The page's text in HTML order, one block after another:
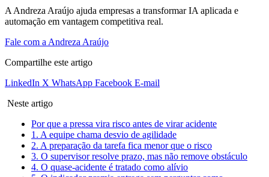
A Andreza Araújo ajuda empresas a transformar IA aplicada e
automação em vantagem competitiva real.
Fale com a Andreza Araújo
Compartilhe este artigo
LinkedIn X WhatsApp Facebook E-mail
Neste artigo
Por que a pressa vira risco antes de virar acidente
1. A equipe chama desvio de agilidade
2. A preparação da tarefa fica menor que o risco
3. O supervisor resolve prazo, mas não remove obstáculo
4. O quase-acidente é tratado como alívio